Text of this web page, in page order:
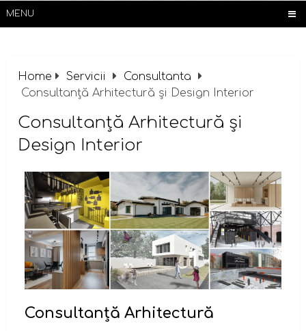
MENU
Home Servicii
Consultanta
Consultanță Arhitectură și Design Interior
Consultanță Arhitectură și
Design Interior
Consultanță Arhitectură